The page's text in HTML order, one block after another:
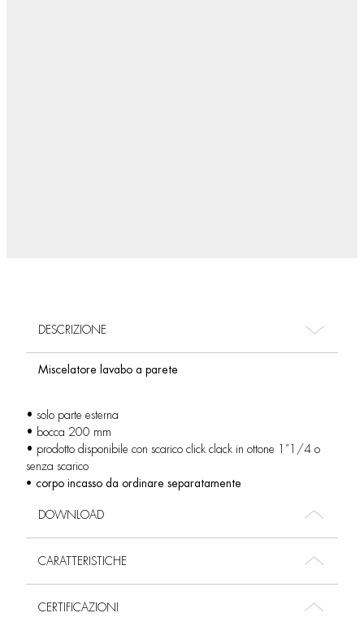
DESCRIZIONE
Miscelatore lavabo a parete
• solo parte esterna
• bocca 200 mm
• prodotto disponibile con scarico click clack in ottone 1”1/4 o
senza scarico
• corpo incasso da ordinare separatamente
DOWNLOAD
CARATTERISTICHE
CERTIFICAZIONI